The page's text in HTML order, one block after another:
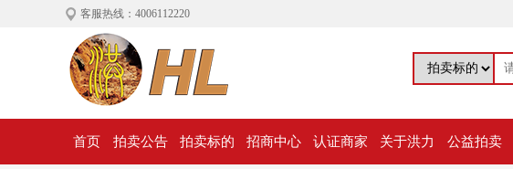
客服热线：4006112220
首页 拍卖公告 拍卖标的 招商中心 认证商家 关于洪力 公益拍卖